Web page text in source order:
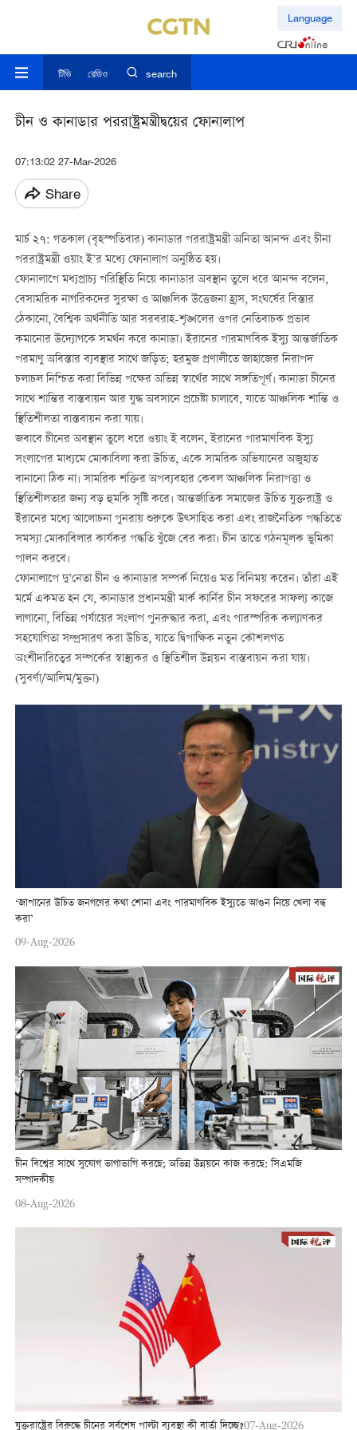
Language
টিভি রেডিও search
চীন ও কানাডার পররাষ্ট্রমন্ত্রীদ্বয়ের ফোনালাপ
07:13:02 27-Mar-2026
Share
মার্চ ২৭: গতকাল (বৃহস্পতিবার) কানাডার পররাষ্ট্রমন্ত্রী অনিতা আনন্দ এবং চীনা
পররাষ্ট্রমন্ত্রী ওয়াং ই’র মধ্যে ফোনালাপ অনুষ্ঠিত হয়।
ফোনালাপে মধ্যপ্রাচ্য পরিস্থিতি নিয়ে কানাডার অবস্থান তুলে ধরে আনন্দ বলেন,
বেসামরিক নাগরিকদের সুরক্ষা ও আঞ্চলিক উত্তেজনা হ্রাস, সংঘর্ষের বিস্তার
ঠেকানো, বৈশ্বিক অর্থনীতি আর সরবরাহ-শৃঙ্খলের ওপর নেতিবাচক প্রভাব
কমানোর উদ্যোগকে সমর্থন করে কানাডা। ইরানের পারমাণবিক ইস্যু আন্তর্জাতিক
পরমাণু অবিস্তার ব্যবস্থার সাথে জড়িত; হরমুজ প্রণালীতে জাহাজের নিরাপদ
চলাচল নিশ্চিত করা বিভিন্ন পক্ষের অভিন্ন স্বার্থের সাথে সঙ্গতিপূর্ণ। কানাডা চীনের
সাথে শান্তির বাস্তবায়ন আর যুদ্ধ অবসানে প্রচেষ্টা চালাবে, যাতে আঞ্চলিক শান্তি ও
স্থিতিশীলতা বাস্তবায়ন করা যায়।
জবাবে চীনের অবস্থান তুলে ধরে ওয়াং ই বলেন, ইরানের পারমাণবিক ইস্যু
সংলাপের মাধ্যমে মোকাবিলা করা উচিত, একে সামরিক অভিযানের অজুহাত
বানানো ঠিক না। সামরিক শক্তির অপব্যবহার কেবল আঞ্চলিক নিরাপত্তা ও
স্থিতিশীলতার জন্য বড় হুমকি সৃষ্টি করে। আন্তর্জাতিক সমাজের উচিত যুক্তরাষ্ট্র ও
ইরানের মধ্যে আলোচনা পুনরায় শুরুকে উত্সাহিত করা এবং রাজনৈতিক পদ্ধতিতে
সমস্যা মোকাবিলার কার্যকর পদ্ধতি খুঁজে বের করা। চীন তাতে গঠনমূলক ভুমিকা
পালন করবে।
ফোনালাপে দু’নেতা চীন ও কানাডার সম্পর্ক নিয়েও মত বিনিময় করেন। তাঁরা এই
মর্মে একমত হন যে, কানাডার প্রধানমন্ত্রী মার্ক কার্নির চীন সফরের সাফল্য কাজে
লাগানো, বিভিন্ন পর্যায়ের সংলাপ পুনরুদ্ধার করা, এবং পারস্পরিক কল্যাণকর
সহযোগিতা সম্প্রসারণ করা উচিত, যাতে দ্বিপাক্ষিক নতুন কৌশলগত
অংশীদারিত্বের সম্পর্কের স্বাস্থ্যকর ও স্থিতিশীল উন্নয়ন বাস্তবায়ন করা যায়।
(সুবর্ণা/আলিম/মুক্তা)
‘জাপানের উচিত জনগণের কথা শোনা এবং পারমাণবিক ইস্যুতে আগুন নিয়ে খেলা বন্ধ
করা’
09-Aug-2026
চীন বিশ্বের সাথে সুযোগ ভাগাভাগি করছে; অভিন্ন উন্নয়নে কাজ করছে: সিএমজি
সম্পাদকীয়
08-Aug-2026
যুক্তরাষ্ট্রের বিরুদ্ধে চীনের সর্বশেষ পাল্টা ব্যবস্থা কী বার্তা দিচ্ছে?07-Aug-2026